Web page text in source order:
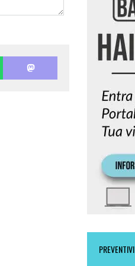
PREVENTIVI